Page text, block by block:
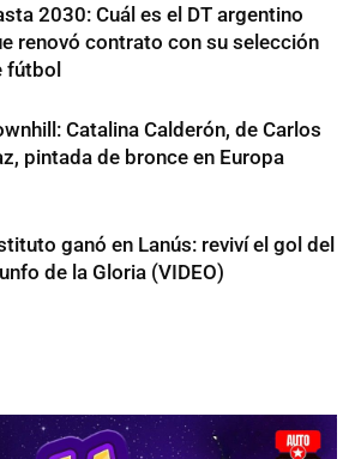
2030: Cuál es el DT argentino
renovó contrato con su selección
fútbol
Catalina Calderón, de Carlos
pintada de bronce en Europa
ganó en Lanús: reviví el gol del
de la Gloria (VIDEO)